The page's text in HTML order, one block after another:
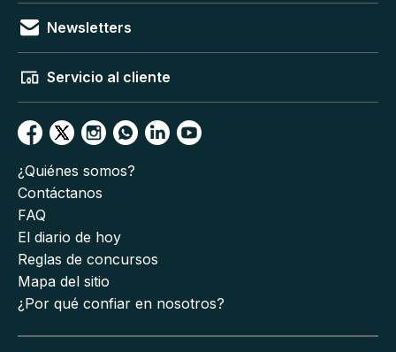
Newsletters
Servicio al cliente
¿Quiénes somos?
Contáctanos
FAQ
El diario de hoy
Reglas de concursos
Mapa del sitio
¿Por qué confiar en nosotros?